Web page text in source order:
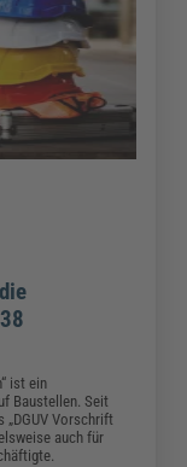
ist ein
Baustellen. Seit
„DGUV Vorschrift
auch für